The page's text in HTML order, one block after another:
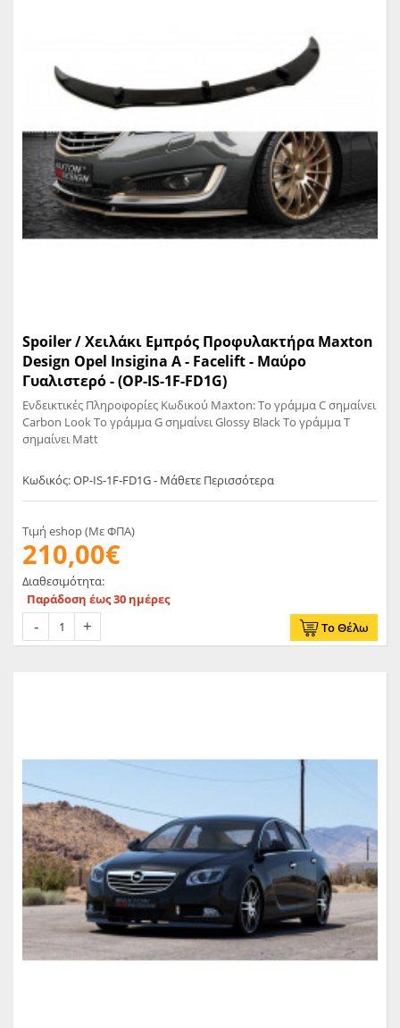
Spoiler / Χειλάκι Εμπρός Προφυλακτήρα Maxton
Design Opel Insigina A - Facelift - Μαύρο
Γυαλιστερό - (OP-IS-1F-FD1G)
Ενδεικτικές Πληροφορίες Κωδικού Maxton: Το γράμμα C σημαίνει
Carbon Look Το γράμμα G σημαίνει Glossy Black Το γράμμα T
σημαίνει Matt
Κωδικός: OP-IS-1F-FD1G - Μάθετε Περισσότερα
Τιμή eshop (Με ΦΠΑ)
210,00€
Διαθεσιμότητα:
Παράδοση έως 30 ημέρες
Το Θέλω